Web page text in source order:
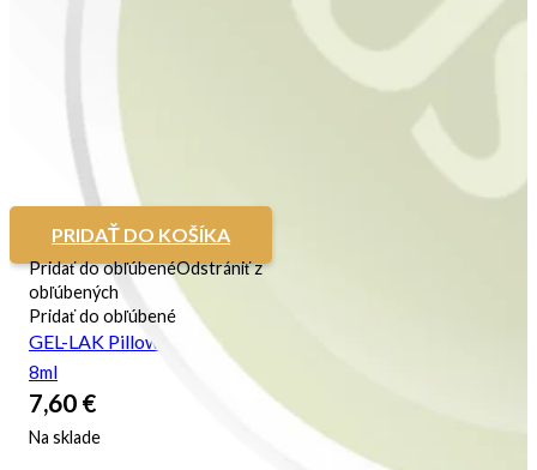
PRIDAŤ DO KOŠÍKA
Pridať do obľúbenéOdstrániť z
obľúbených
Pridať do obľúbené
GEL-LAK Pillow Talk
8ml
7,60 €
Na sklade